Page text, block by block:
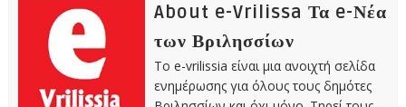
About e-Vrilissa Τα e-Νέα
των Βριλησσίων
Το e-vrilissia είναι μια ανοιχτή σελίδα
ενημέρωσης για όλους τους δημότες